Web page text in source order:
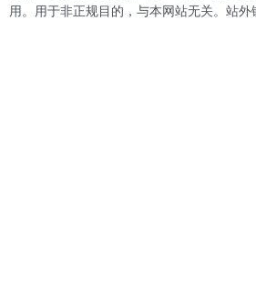
用。用于非正规目的，与本网站无关。站外